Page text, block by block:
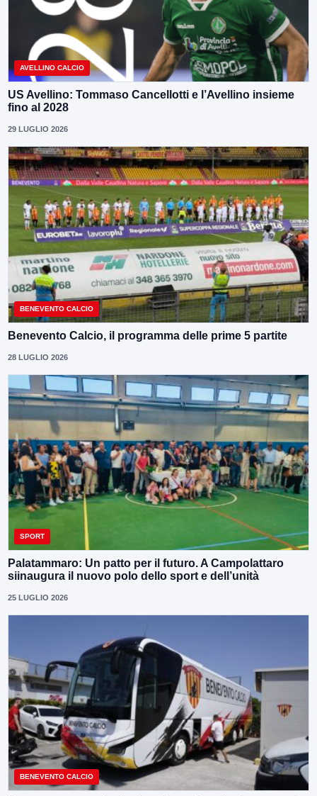
AVELLINO CALCIO
US Avellino: Tommaso Cancellotti e l’Avellino insieme
fino al 2028
29 LUGLIO 2026
BENEVENTO CALCIO
Benevento Calcio, il programma delle prime 5 partite
28 LUGLIO 2026
SPORT
Palatammaro: Un patto per il futuro. A Campolattaro
siinaugura il nuovo polo dello sport e dell’unità
25 LUGLIO 2026
BENEVENTO CALCIO